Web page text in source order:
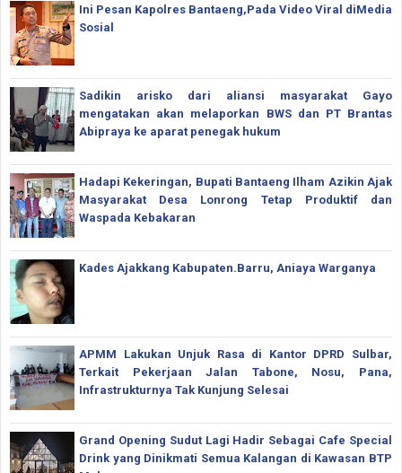
Ini Pesan Kapolres Bantaeng,Pada Video Viral diMedia
Sosial
Sadikin arisko dari aliansi masyarakat Gayo
mengatakan akan melaporkan BWS dan PT Brantas
Abipraya ke aparat penegak hukum
Hadapi Kekeringan, Bupati Bantaeng Ilham Azikin Ajak
Masyarakat Desa Lonrong Tetap Produktif dan
Waspada Kebakaran
Kades Ajakkang Kabupaten.Barru, Aniaya Warganya
APMM Lakukan Unjuk Rasa di Kantor DPRD Sulbar,
Terkait Pekerjaan Jalan Tabone, Nosu, Pana,
Infrastrukturnya Tak Kunjung Selesai
Grand Opening Sudut Lagi Hadir Sebagai Cafe Special
Drink yang Dinikmati Semua Kalangan di Kawasan BTP